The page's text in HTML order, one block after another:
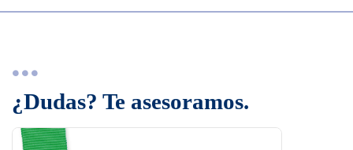
¿Dudas? Te asesoramos.